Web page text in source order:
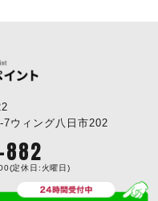
ウィング八日市202
882
定休日:火曜日)